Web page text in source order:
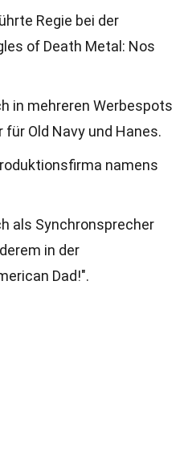
Regie bei der
of Death Metal: Nos
in mehreren Werbespots
Old Navy und Hanes.
namens
als Synchronsprecher
in der
Dad!".